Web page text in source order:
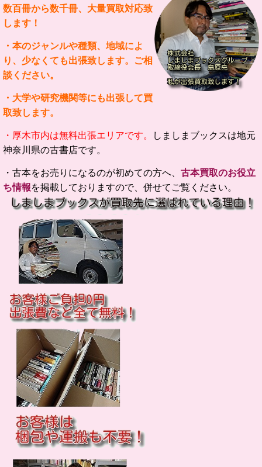
数百冊から数千冊、大量買取対応致
します！
・本のジャンルや種類、地域によ
り、少なくても出張致します。ご相
談ください。
・大学や研究機関等にも出張して買
取致します。
・厚木市内は無料出張エリアです。
しましまブックスは地元
神奈川県の古書店です。
・古本をお売りになるのが初めての方へ、 古本買取のお役立
ち情報を掲載しておりますので、併せてご覧ください。